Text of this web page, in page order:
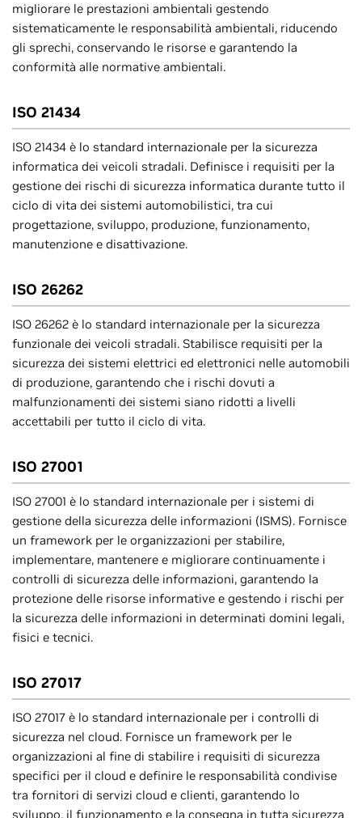
migliorare le prestazioni ambientali gestendo
sistematicamente le responsabilità ambientali, riducendo
gli sprechi, conservando le risorse e garantendo la
conformità alle normative ambientali.
ISO 21434
ISO 21434 è lo standard internazionale per la sicurezza
informatica dei veicoli stradali. Definisce i requisiti per la
gestione dei rischi di sicurezza informatica durante tutto il
ciclo di vita dei sistemi automobilistici, tra cui
progettazione, sviluppo, produzione, funzionamento,
manutenzione e disattivazione.
ISO 26262
ISO 26262 è lo standard internazionale per la sicurezza
funzionale dei veicoli stradali. Stabilisce requisiti per la
sicurezza dei sistemi elettrici ed elettronici nelle automobili
di produzione, garantendo che i rischi dovuti a
malfunzionamenti dei sistemi siano ridotti a livelli
accettabili per tutto il ciclo di vita.
ISO 27001
ISO 27001 è lo standard internazionale per i sistemi di
gestione della sicurezza delle informazioni (ISMS). Fornisce
un framework per le organizzazioni per stabilire,
implementare, mantenere e migliorare continuamente i
controlli di sicurezza delle informazioni, garantendo la
protezione delle risorse informative e gestendo i rischi per
la sicurezza delle informazioni in determinati domini legali,
fisici e tecnici.
ISO 27017
ISO 27017 è lo standard internazionale per i controlli di
sicurezza nel cloud. Fornisce un framework per le
organizzazioni al fine di stabilire i requisiti di sicurezza
specifici per il cloud e definire le responsabilità condivise
tra fornitori di servizi cloud e clienti, garantendo lo
sviluppo, il funzionamento e la consegna in tutta sicurezza